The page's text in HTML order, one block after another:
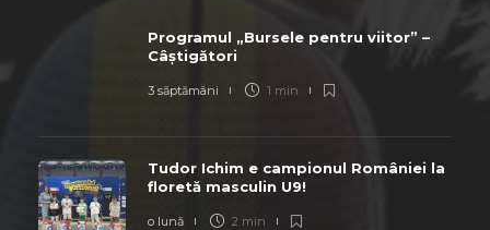
Programul „Bursele pentru viitor” –
Câștigători
3 săptămâni 1 min
Tudor Ichim e campionul României la
floretă masculin U9!
o lună 2 min